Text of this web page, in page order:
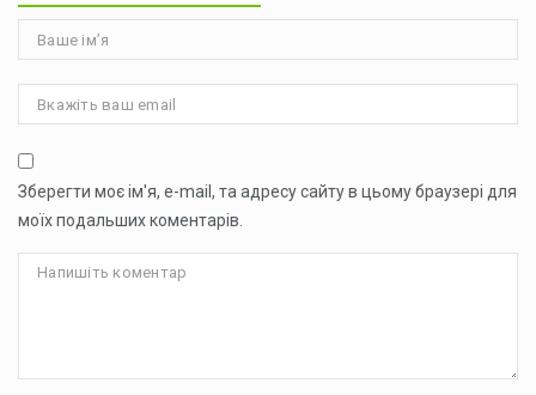
Зберегти моє ім'я, e-mail, та адресу сайту в цьому браузері для
моїх подальших коментарів.